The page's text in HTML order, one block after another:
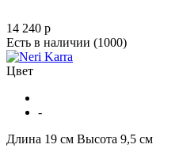
14 240 p
Есть в наличии (1000)
Цвет
-
Длина 19 см Высота 9,5 см